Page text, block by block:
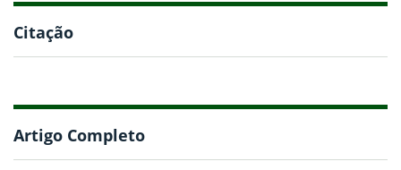
Citação
Artigo Completo